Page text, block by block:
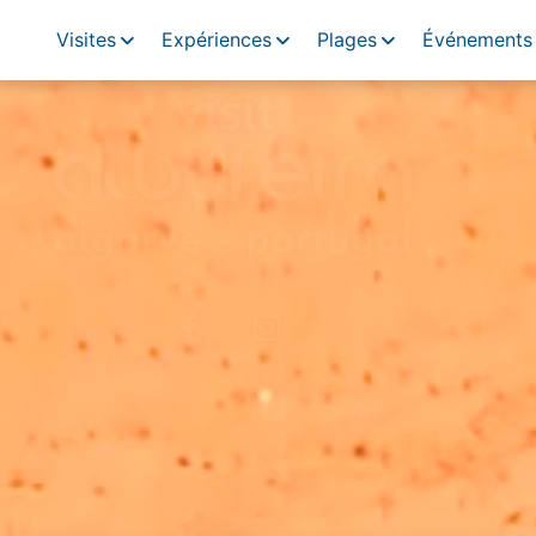
Visites Expériences Plages Événements